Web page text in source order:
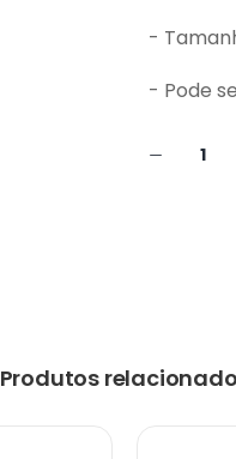
-
- Pode
Produtos